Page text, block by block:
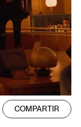
COMPARTIR